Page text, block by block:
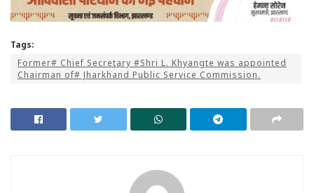
Tags:
Former# Chief Secretary #Shri L. Khyangte was appointed
Chairman of# Jharkhand Public Service Commission.